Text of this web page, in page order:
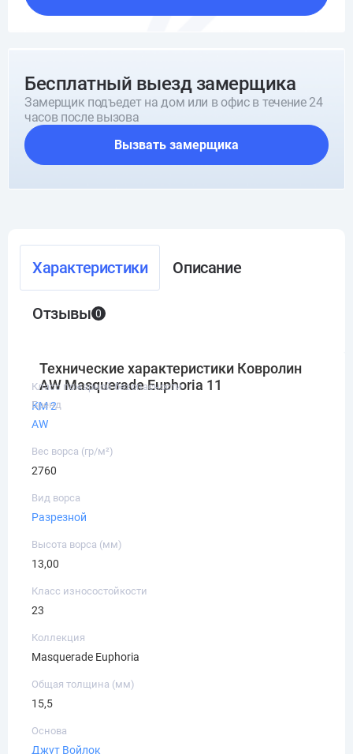
Бесплатный выезд замерщика
Замерщик подъедет на дом или в офис в течение 24
часов после вызова
Вызвать замерщика
Характеристики Описание
Отзывы 0
Технические характеристики Ковролин
AW Masquerade Euphoria 11
Класс пожарной безопасности
КМ 2
Бренд
AW
Вес ворса (гр/м²)
2760
Вид ворса
Разрезной
Высота ворса (мм)
13,00
Класс износостойкости
23
Коллекция
Masquerade Euphoria
Общая толщина (мм)
15,5
Основа
Джут Войлок